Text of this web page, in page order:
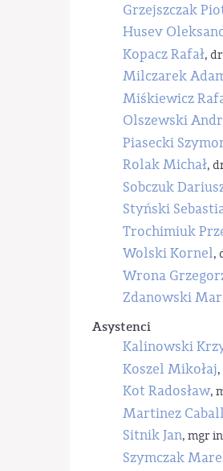
Grzejszczak
Husev
Kopacz Rafał,
Milczarek
Miśkiewicz
Olszewski
Piasecki
Rolak Michał,
Sobczuk
Styński
Trochimiuk
Wolski Kornel,
Wrona
Zdanowski
Asystenci
Kalinowski
Koszel Mikołaj
Kot Radosław,
Martinez
Sitnik Jan, mgr
Szymczak